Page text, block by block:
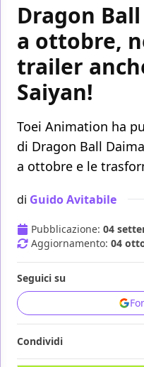
Dragon
a ottobre,
trailer
Saiyan!
Toei Animation ha
di Dragon Ball
a ottobre e le
di Guido Avitabile
Pubblicazione: 04
Aggiornamento: 04
Seguici su
Condividi